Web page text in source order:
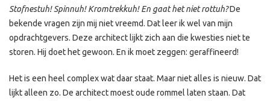
Stofnestuh! Spinnuh! Kromtrekkuh! En gaat het niet rottuh?De
bekende vragen zijn mij niet vreemd. Dat leer ik wel van mijn
opdrachtgevers. Deze architect lijkt zich aan die kwesties niet te
storen. Hij doet het gewoon. En ik moet zeggen: geraffineerd!
Het is een heel complex wat daar staat. Maar niet alles is nieuw. Dat
lijkt alleen zo. De architect moest oude rommel laten staan. Dat